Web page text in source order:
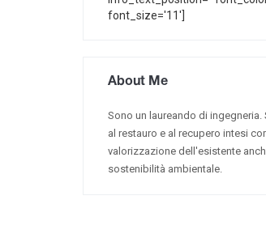
font_size='11']
About Me
Sono un laureando di ingegneria.
al restauro e al recupero intesi
valorizzazione dell'esistente
sostenibilità ambientale.